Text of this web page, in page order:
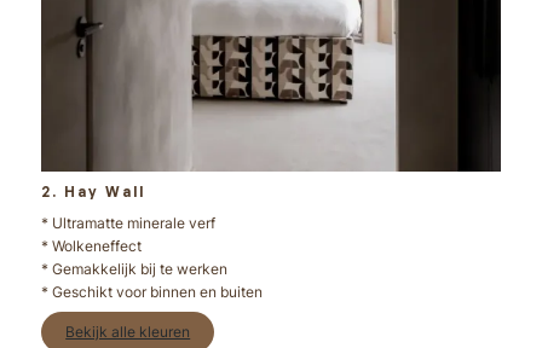
2. Hay Wall
* Ultramatte minerale verf
* Wolkeneffect
* Gemakkelijk bij te werken
* Geschikt voor binnen en buiten
Bekijk alle kleuren